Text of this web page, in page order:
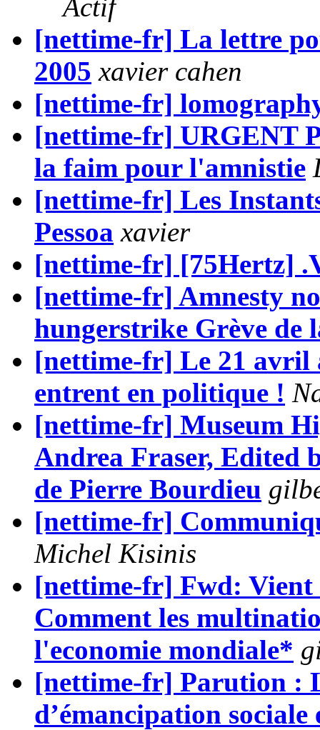
Actif
[nettime-fr] La lettre
2005 xavier cahen
[nettime-fr]
[nettime-fr] URGENT
la faim pour l'amnistie
[nettime-fr] Les
Pessoa xavier
[nettime-fr] [75Hertz]
[nettime-fr] Amnesty
hungerstrike Grève de
[nettime-fr] Le 21 avril
entrent en politique !
[nettime-fr] Museum
Andrea Fraser, Edited
de Pierre Bourdieu
[nettime-fr]
Michel Kisinis
[nettime-fr] Fwd:
Comment les
l'economie mondiale*
[nettime-fr] Parution :
d’émancipation